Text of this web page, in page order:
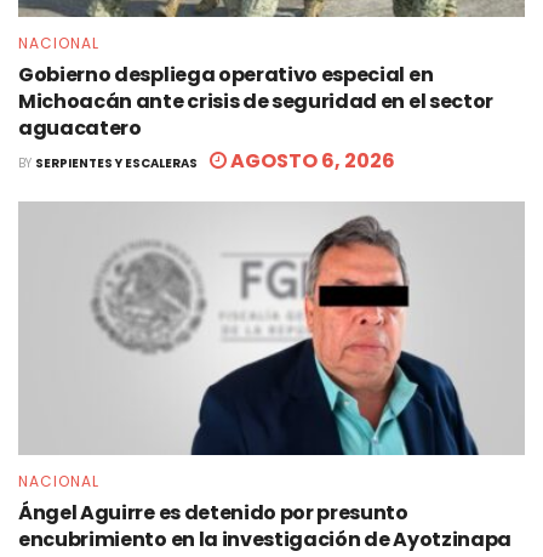
NACIONAL
Gobierno despliega operativo especial en
Michoacán ante crisis de seguridad en el sector
aguacatero
BY SERPIENTES Y ESCALERAS AGOSTO 6, 2026
NACIONAL
Ángel Aguirre es detenido por presunto
encubrimiento en la investigación de Ayotzinapa